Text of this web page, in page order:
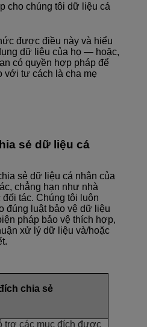
cho chúng tôi dữ liệu cá
được điều này và hiểu
dữ liệu của họ — hoặc,
có quyền hợp pháp để
với tư cách là cha mẹ
sẻ dữ liệu cá
sẻ dữ liệu cá nhân của
chẳng hạn như nhà
tác. Chúng tôi luôn
đúng luật bảo vệ dữ liệu
pháp bảo vệ thích hợp,
xử lý dữ liệu và/hoặc
chia sẻ
trợ các mục đích được